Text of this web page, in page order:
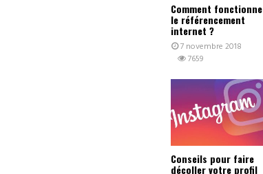
Comment fonctionne
le référencement
internet ?
7 novembre 2018
7659
Conseils pour faire
décoller votre profil